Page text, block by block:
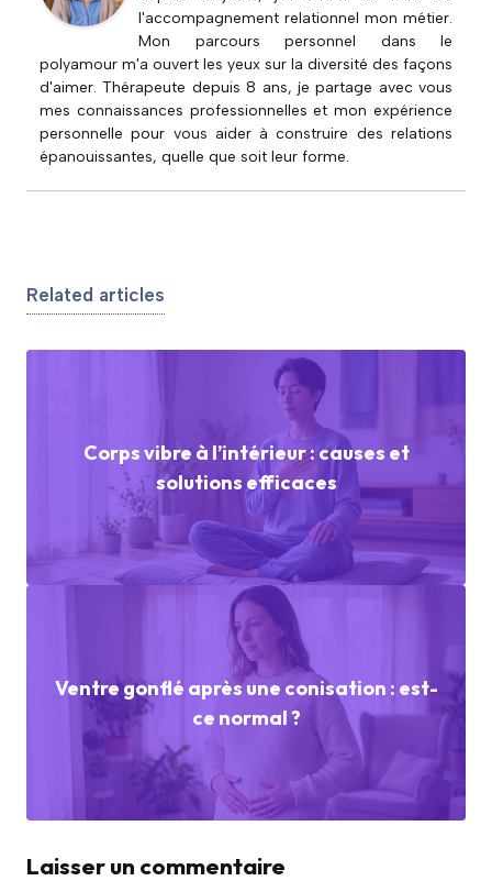
l'accompagnement relationnel mon métier.
Mon parcours personnel dans le
polyamour m'a ouvert les yeux sur la diversité des façons
d'aimer. Thérapeute depuis 8 ans, je partage avec vous
mes connaissances professionnelles et mon expérience
personnelle pour vous aider à construire des relations
épanouissantes, quelle que soit leur forme.
Related articles
Corps vibre à l’intérieur : causes et
solutions efficaces
Ventre gonflé après une conisation : est-
ce normal ?
Laisser un commentaire